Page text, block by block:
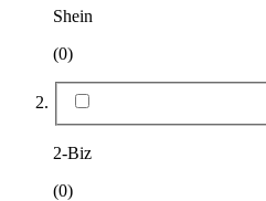
Shein
(0)
2-Biz
(0)